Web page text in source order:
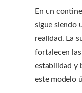
En un
sigue siendo
realidad. La
fortalecen
estabilidad y
este modelo